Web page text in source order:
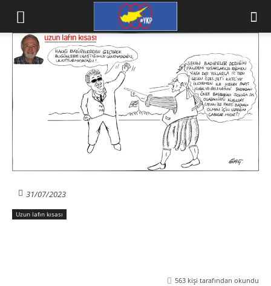
31/07/2023
Uzun lafın kısası
563 kişi tarafından okundu